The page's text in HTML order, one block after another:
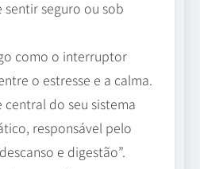
sentir seguro ou sob
como o interruptor
o estresse e a calma.
do seu sistema
responsável pelo
e digestão”.